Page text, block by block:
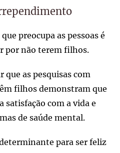
preocupa as pessoas é
por não terem filhos.
as pesquisas com
filhos demonstram que
com a vida e
de saúde mental.
para ser feliz